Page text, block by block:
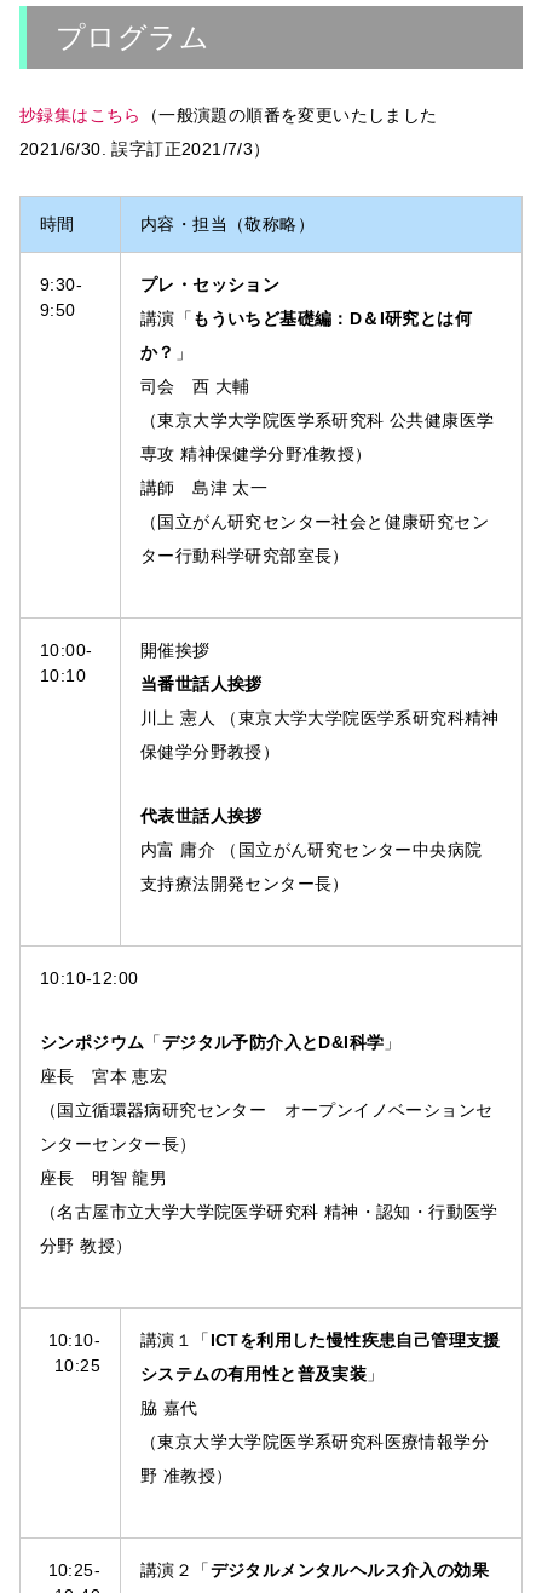
プログラム
抄録集はこちら
（一般演題の順番を変更いたしました
2021/6/30. 誤字訂正2021/7/3）
時間 内容・担当（敬称略）
9:30-
9:50
プレ・セッション
講演「 もういちど基礎編：D＆I研究とは何
か？ 」
司会 西 大輔
（東京大学大学院医学系研究科 公共健康医学
専攻 精神保健学分野准教授）
講師 島津 太一
（国立がん研究センター社会と健康研究セン
ター行動科学研究部室長）
10:00-
10:10
開催挨拶
当番世話人挨拶
川上 憲人 （東京大学大学院医学系研究科精神
保健学分野教授）
代表世話人挨拶
内富 庸介 （国立がん研究センター中央病院
支持療法開発センター長）
10:10-12:00
シンポジウム 「デジタル予防介入とD&I科学 」
座長 宮本 恵宏
（国立循環器病研究センター オープンイノベーションセ
ンターセンター長）
座長 明智 龍男
（名古屋市立大学大学院医学研究科 精神・認知・行動医学
分野 教授）
10:10-
10:25
講演１「 ICTを利用した慢性疾患自己管理支援
システムの有用性と普及実装 」
脇 嘉代
（東京大学大学院医学系研究科医療情報学分
野 准教授）
10:25-
講演２「デジタルメンタルヘルス介入の効果